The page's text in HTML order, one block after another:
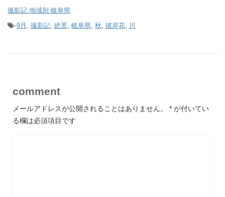
撮影記 地域別 岐阜県
-9月 , 撮影記, 絶景, 岐阜県, 秋, 彼岸花, 川
comment
メールアドレスが公開されることはありません。 * が付いてい
る欄は必須項目です